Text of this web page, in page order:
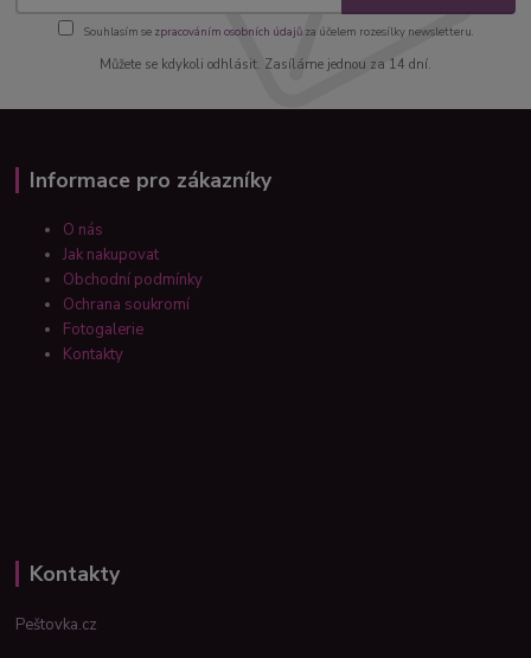
Souhlasím se zpracováním osobních údajůza účelem rozesílky newsletteru.
Můžete se kdykoli odhlásit. Zasíláme jednou za 14 dní.
Informace pro zákazníky
O nás
Jak nakupovat
Obchodní podmínky
Ochrana soukromí
Fotogalerie
Kontakty
Kontakty
Peštovka.cz